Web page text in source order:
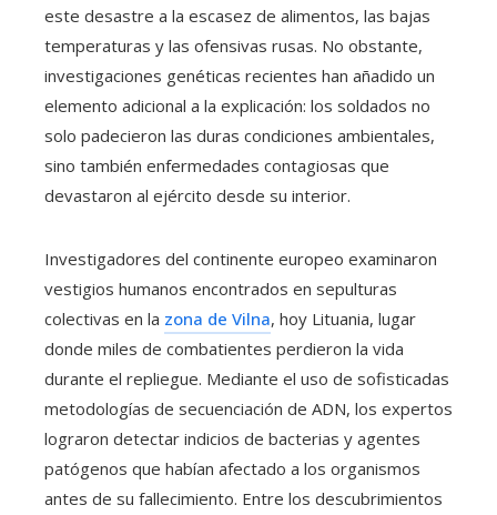
este desastre a la escasez de alimentos, las bajas
temperaturas y las ofensivas rusas. No obstante,
investigaciones genéticas recientes han añadido un
elemento adicional a la explicación: los soldados no
solo padecieron las duras condiciones ambientales,
sino también enfermedades contagiosas que
devastaron al ejército desde su interior.
Investigadores del continente europeo examinaron
vestigios humanos encontrados en sepulturas
colectivas en la zona de Vilna, hoy Lituania, lugar
donde miles de combatientes perdieron la vida
durante el repliegue. Mediante el uso de sofisticadas
metodologías de secuenciación de ADN, los expertos
lograron detectar indicios de bacterias y agentes
patógenos que habían afectado a los organismos
antes de su fallecimiento. Entre los descubrimientos